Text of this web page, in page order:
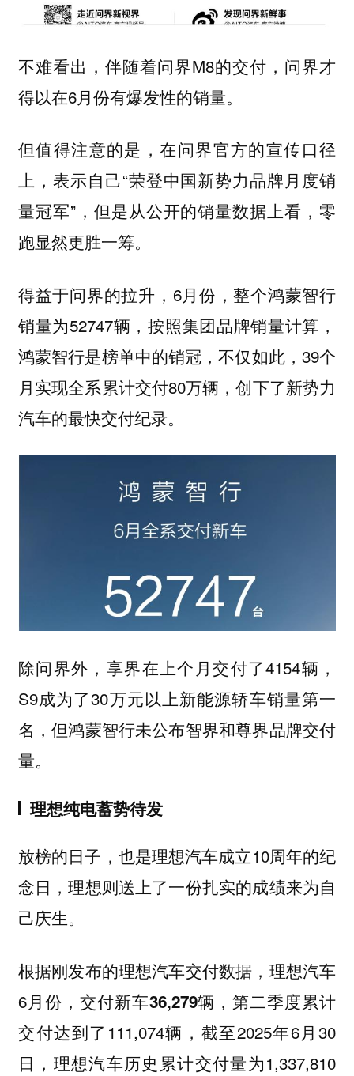
不难看出，伴随着问界M8的交付，问界才
得以在6月份有爆发性的销量。
但值得注意的是，在问界官方的宣传口径
上，表示自己“荣登中国新势力品牌月度销
量冠军”，但是从公开的销量数据上看，零
跑显然更胜一筹。
得益于问界的拉升，6月份，整个鸿蒙智行
销量为52747辆，按照集团品牌销量计算，
鸿蒙智行是榜单中的销冠，不仅如此，39个
月实现全系累计交付80万辆，创下了新势力
汽车的最快交付纪录。
除问界外，享界在上个月交付了4154辆，
S9成为了30万元以上新能源轿车销量第一
名，但鸿蒙智行未公布智界和尊界品牌交付
量。
理想纯电蓄势待发
放榜的日子，也是理想汽车成立10周年的纪
念日，理想则送上了一份扎实的成绩来为自
己庆生。
根据刚发布的理想汽车交付数据，理想汽车
6月份，交付新车36,279辆 ，第二季度累计
交付达到了111,074辆，截至2025年6月30
日，理想汽车历史累计交付量为1,337,810